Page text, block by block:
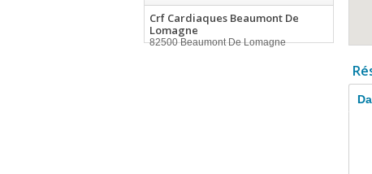
Crf Cardiaques Beaumont De
Lomagne
82500 Beaumont De Lomagne